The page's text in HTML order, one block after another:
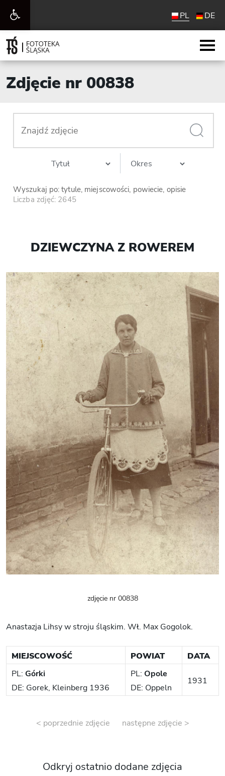
Otwórz
pasek
narzędzi
PL DE
Zdjęcie nr 00838
Wyszukaj po: tytule, miejscowości, powiecie, opisie
Liczba zdjęć: 2645
DZIEWCZYNA Z ROWEREM
zdjęcie nr 00838
Anastazja Lihsy w stroju śląskim. Wł. Max Gogolok.
MIEJSCOWOŚĆ POWIAT
DATA
PL: Górki
DE: Gorek, Kleinberg 1936
PL: Opole
DE: Oppeln
1931
< poprzednie zdjęcie następne zdjęcie >
Odkryj ostatnio dodane zdjęcia